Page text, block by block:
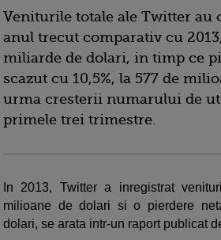
Veniturile totale ale Twitter au
anul trecut comparativ cu
miliarde de dolari, in timp ce
scazut cu 10,5%, la 577 de
urma cresterii numarului de
primele trei trimestre.
In 2013, Twitter a inregistrat
milioane de dolari si o pierdere
dolari, se arata intr-un raport publicat